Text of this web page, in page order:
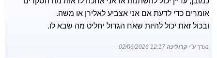
אומרים כדי לדעת אם אני אצביע לאלירן או משה.
ובכול זאת יכול להיות שאח הגדול יחליט מה שבא לו.
נערך ע"י קרולינה 02/06/2026 12:17